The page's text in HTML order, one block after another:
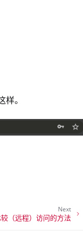
。
Next
（远程）访问的方法